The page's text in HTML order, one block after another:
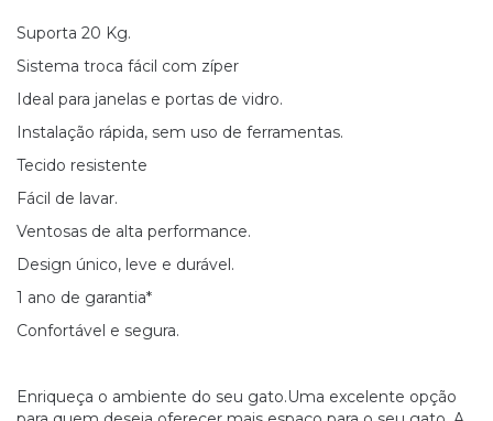
Suporta 20 Kg.
Sistema troca fácil com zíper
Ideal para janelas e portas de vidro.
Instalação rápida, sem uso de ferramentas.
Tecido resistente
Fácil de lavar.
Ventosas de alta performance.
Design único, leve e durável.
1 ano de garantia*
Confortável e segura.
Enriqueça o ambiente do seu gato.Uma excelente opção